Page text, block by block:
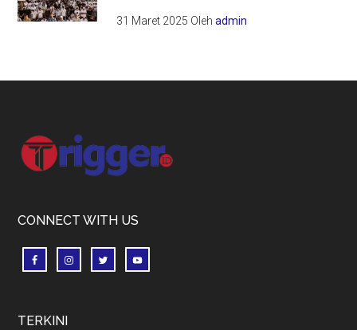
31 Maret 2025 Olehadmin
Footer
CONNECT WITH US
TERKINI